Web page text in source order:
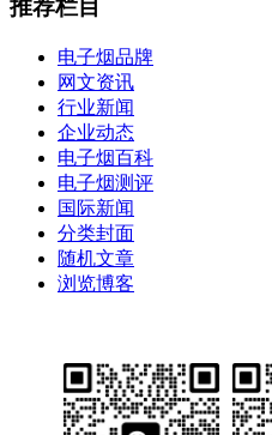
推荐栏目
电子烟品牌
网文资讯
行业新闻
企业动态
电子烟百科
电子烟测评
国际新闻
分类封面
随机文章
浏览博客